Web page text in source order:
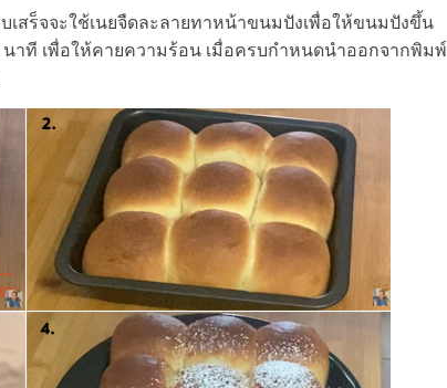
สร็จจะใช้เนยจืดละลายทาหน้าขนมปังเพื่อให้ขนมปังขึ้น
าที เพื่อให้คายความร้อน เมื่อครบกำหนดนำออกจากพิมพ์